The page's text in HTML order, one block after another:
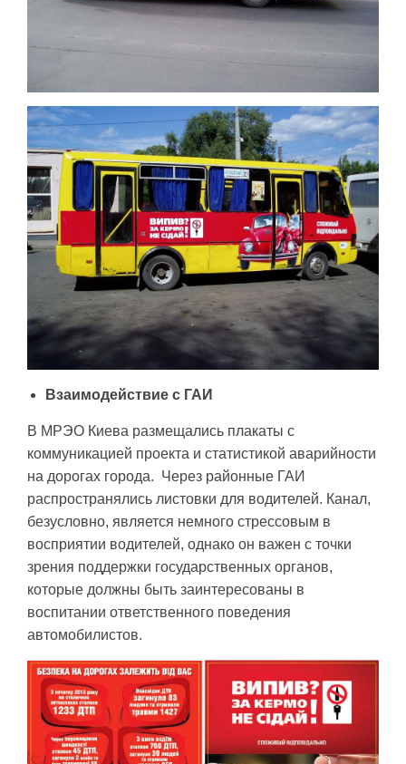
Взаимодействие с ГАИ
В МРЭО Киева размещались плакаты с
коммуникацией проекта и статистикой аварийности
на дорогах города. Через районные ГАИ
распространялись листовки для водителей. Канал,
безусловно, является немного стрессовым в
восприятии водителей, однако он важен с точки
зрения поддержки государственных органов,
которые должны быть заинтересованы в
воспитании ответственного поведения
автомобилистов.